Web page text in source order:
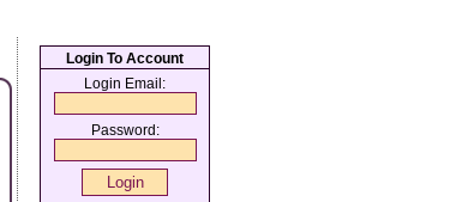
Login To Account
Login Email:
Password: